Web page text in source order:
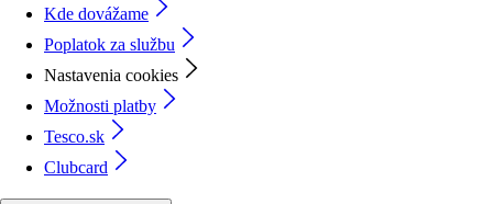
Kde dovážame
Poplatok za službu
Nastavenia cookies
Možnosti platby
Tesco.sk
Clubcard